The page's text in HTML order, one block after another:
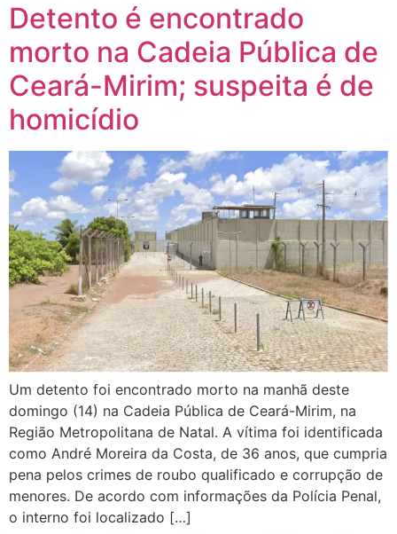
Detento é encontrado
morto na Cadeia Pública de
Ceará-Mirim; suspeita é de
homicídio
Um detento foi encontrado morto na manhã deste
domingo (14) na Cadeia Pública de Ceará-Mirim, na
Região Metropolitana de Natal. A vítima foi identificada
como André Moreira da Costa, de 36 anos, que cumpria
pena pelos crimes de roubo qualificado e corrupção de
menores. De acordo com informações da Polícia Penal,
o interno foi localizado […]